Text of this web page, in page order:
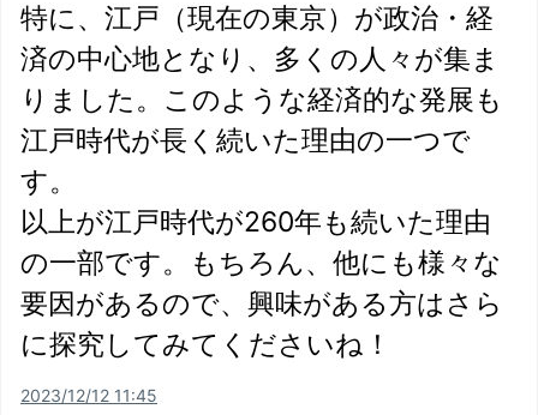
特に、江戸（現在の東京）が政治・経
済の中心地となり、多くの人々が集ま
りました。このような経済的な発展も
江戸時代が長く続いた理由の一つで
す。
以上が江戸時代が260年も続いた理由
の一部です。もちろん、他にも様々な
要因があるので、興味がある方はさら
に探究してみてくださいね！
2023/12/12 11:45